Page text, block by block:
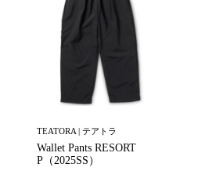
TEATORA | テアトラ
Wallet Pants RESORT
P（2025SS）